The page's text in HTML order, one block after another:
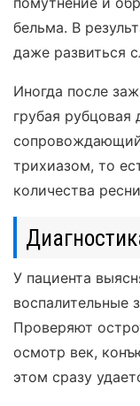
бельма. В
даже развиться
Иногда после
грубая
трихиазом, то
количества
У пациента
воспалительные
Проверяют
осмотр век,
этом сразу